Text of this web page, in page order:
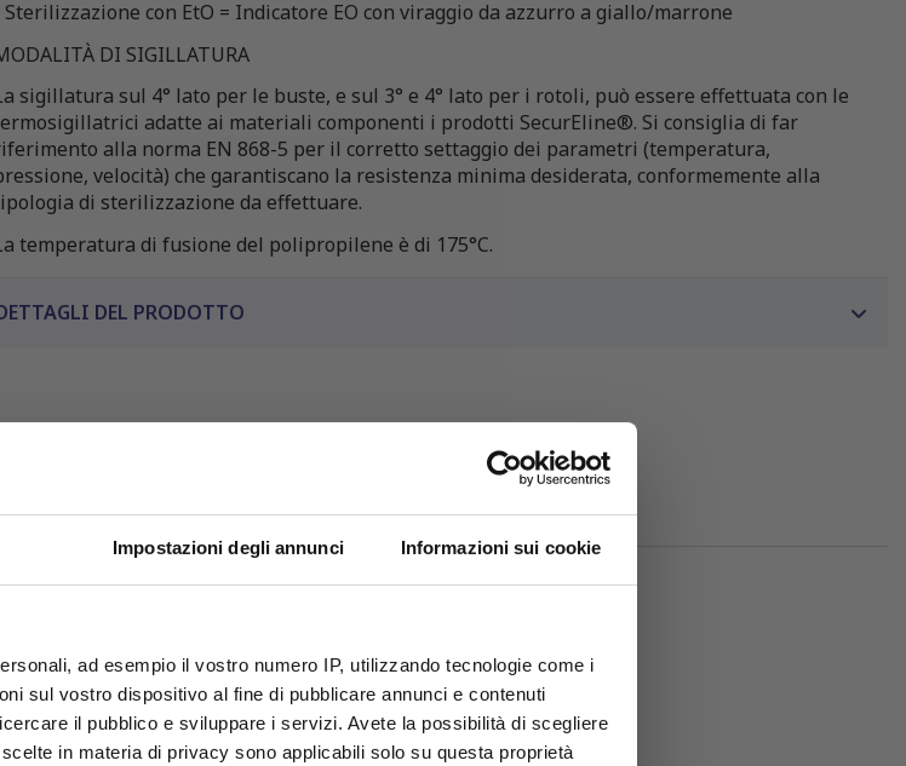
Impostazioni degli annunci Informazioni sui cookie
ad esempio il vostro numero IP, utilizzando tecnologie come i
sul vostro dispositivo al fine di pubblicare annunci e contenuti
il pubblico e sviluppare i servizi. Avete la possibilità di scegliere
in materia di privacy sono applicabili solo su questa proprietà
Sterilizzazione con EtO = Indicatore EO con viraggio da azzurro a giallo/marrone
DI SIGILLATURA
sigillatura sul 4° lato per le buste, e sul 3° e 4° lato per i rotoli, può essere effettuata con le
adatte ai materiali componenti i prodotti SecurEline®. Si consiglia di far
alla norma EN 868-5 per il corretto settaggio dei parametri (temperatura,
velocità) che garantiscano la resistenza minima desiderata, conformemente alla
di sterilizzazione da effettuare.
temperatura di fusione del polipropilene è di 175°C.
DEL PRODOTTO
CORRELATI
con questi articoli compatibili o accessori:
PROMO
31 Luglio 2026